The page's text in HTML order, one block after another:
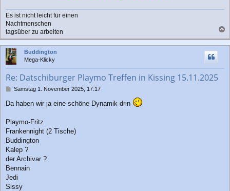
g
Es ist nicht leicht für einen
Nachtmenschen
tagsüber zu arbeiten
a
c
Buddington
Mega-Klicky
Re: Datschiburger Playmo Treffen in Kissing 15.11.2025
B
i
g
Samstag 1. November 2025, 17:17
Da haben wir ja eine schöne Dynamik drin
Playmo-Fritz
Frankennight (2 Tische)
Buddington
Kalep ?
der Archivar ?
Bennain
Jedi
Sissy